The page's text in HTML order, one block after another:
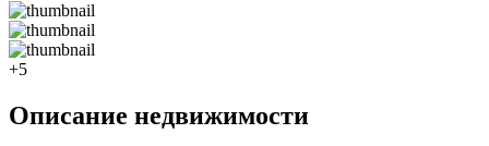
+5
Описание недвижимости